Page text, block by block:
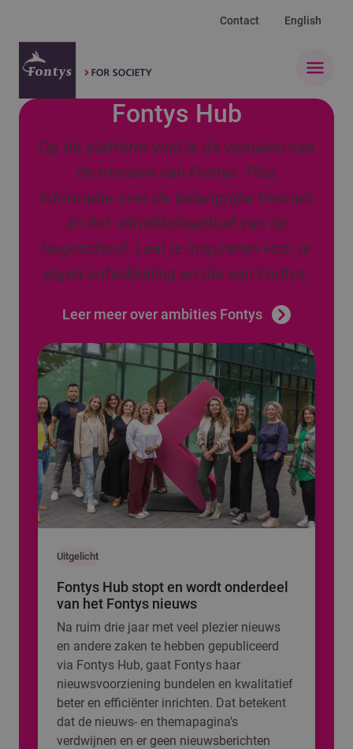
Contact English
Fontys Hub
Op dit platform vind je de verhalen van
de mensen van Fontys. Plus
informatie over de belangrijke thema's
én het ontwikkelaanbod van de
hogeschool. Laat je inspireren voor je
eigen ontwikkeling en die van Fontys.
Leer meer over ambities Fontys
Uitgelicht
Fontys Hub stopt en wordt onderdeel
van het Fontys nieuws
Na ruim drie jaar met veel plezier nieuws
en andere zaken te hebben gepubliceerd
via Fontys Hub, gaat Fontys haar
nieuwsvoorziening bundelen en kwalitatief
beter en efficiënter inrichten. Dat betekent
dat de nieuws- en themapagina's
verdwijnen en er geen nieuwsberichten